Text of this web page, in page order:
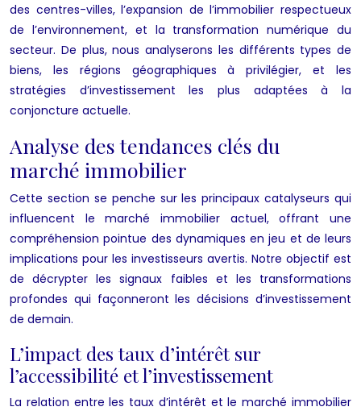
des centres-villes, l’expansion de l’immobilier respectueux
de l’environnement, et la transformation numérique du
secteur. De plus, nous analyserons les différents types de
biens, les régions géographiques à privilégier, et les
stratégies d’investissement les plus adaptées à la
conjoncture actuelle.
Analyse des tendances clés du
marché immobilier
Cette section se penche sur les principaux catalyseurs qui
influencent le marché immobilier actuel, offrant une
compréhension pointue des dynamiques en jeu et de leurs
implications pour les investisseurs avertis. Notre objectif est
de décrypter les signaux faibles et les transformations
profondes qui façonneront les décisions d’investissement
de demain.
L’impact des taux d’intérêt sur
l’accessibilité et l’investissement
La relation entre les taux d’intérêt et le marché immobilier